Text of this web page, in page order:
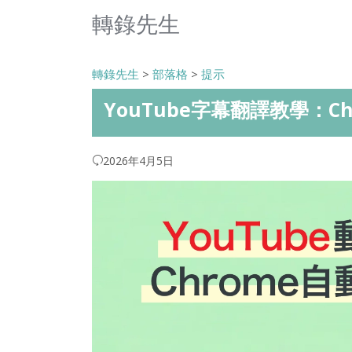
轉錄先生
轉錄先生 > 部落格 > 提示
YouTube字幕翻譯教學：
2026年4月5日